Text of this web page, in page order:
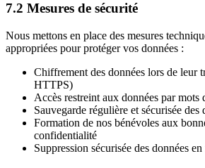
7.2 Mesures de sécurité
Nous mettons en place des mesures
appropriées pour protéger vos données :
Chiffrement des données lors de leur
HTTPS)
Accès restreint aux données par mots
Sauvegarde régulière et sécurisée des
Formation de nos bénévoles aux
confidentialité
Suppression sécurisée des données